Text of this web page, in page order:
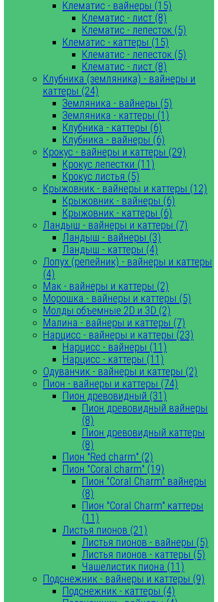
Клематис - вайнеры (15)
Клематис - лист (8)
Клематис - лепесток (5)
Клематис - каттеры (15)
Клематис - лепесток (5)
Клематис - лист (8)
Клубника (земляника) - вайнеры и
каттеры (24)
Земляника - вайнеры (5)
Земляника - каттеры (1)
Клубника - каттеры (6)
Клубника - вайнеры (6)
Крокус - вайнеры и каттеры (29)
Крокус лепестки (11)
Крокус листья (5)
Крыжовник - вайнеры и каттеры (12)
Крыжовник - вайнеры (6)
Крыжовник - каттеры (6)
Ландыш - вайнеры и каттеры (7)
Ландыш - вайнеры (3)
Ландыш - каттеры (4)
Лопух (репейник) - вайнеры и каттеры
(4)
Мак - вайнеры и каттеры (2)
Морошка - вайнеры и каттеры (5)
Молды объемные 2D и 3D (2)
Малина - вайнеры и каттеры (7)
Нарцисс - вайнеры и каттеры (23)
Нарцисс - вайнеры (11)
Нарцисс - каттеры (11)
Одуванчик - вайнеры и каттеры (2)
Пион - вайнеры и каттеры (74)
Пион древовидный (31)
Пион древовидный вайнеры
(8)
Пион древовидный каттеры
(8)
Пион "Red charm" (2)
Пион "Coral charm" (19)
Пион "Coral Charm" вайнеры
(8)
Пион "Coral Charm" каттеры
(11)
Листья пионов (21)
Листья пионов - вайнеры (5)
Листья пионов - каттеры (5)
Чашелистик пиона (11)
Подснежник - вайнеры и каттеры (9)
Подснежник - каттеры (4)